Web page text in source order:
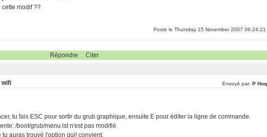
modif ??
Poste le Thursday 15 November 2007 06:24:21
Répondre Citer
wifi Envoyé par: P
tu fais ESC pour sortir du grub graphique, ensuite E pour éditer la ligne de commande.
/boot/grub/menu.lst n'est pas modifié.
auras trouvé l'option qui! convient.